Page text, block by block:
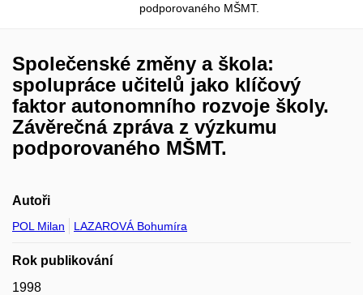
podporovaného MŠMT.
Společenské změny a škola:
spolupráce učitelů jako klíčový
faktor autonomního rozvoje školy.
Závěrečná zpráva z výzkumu
podporovaného MŠMT.
Autoři
POL Milan LAZAROVÁ Bohumíra
Rok publikování
1998